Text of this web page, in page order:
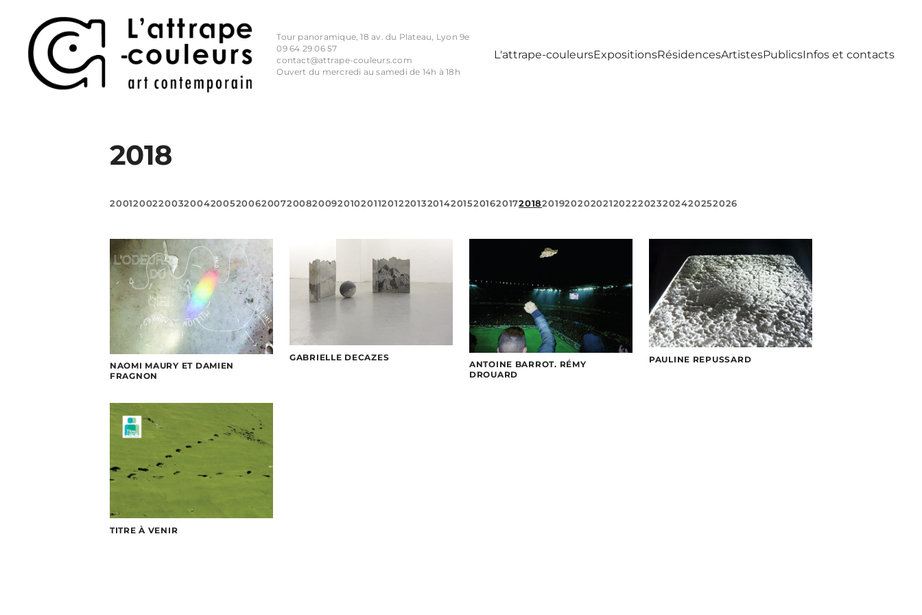
Tour panoramique, 18 av. du Plateau, Lyon 9e
09 64 29 06 57
contact@attrape-couleurs.com
Ouvert du mercredi au samedi de 14h à 18h
L'attrape-couleursExpositionsRésidencesArtistesPublicsInfos et contacts
2018
20012002200320042005200620072008200920102011201220132014201520162017201820192020202120222023202420252026
NAOMI MAURY ET DAMIEN
FRAGNON
GABRIELLE DECAZES
ANTOINE BARROT. RÉMY
DROUARD
PAULINE REPUSSARD
TITRE À VENIR